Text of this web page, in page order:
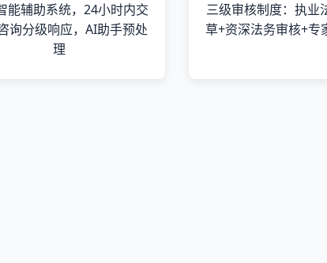
能辅助系统，24小时内交
询分级响应，AI助手预处
理
三级审核制度：执业
草+资深法务审核+专